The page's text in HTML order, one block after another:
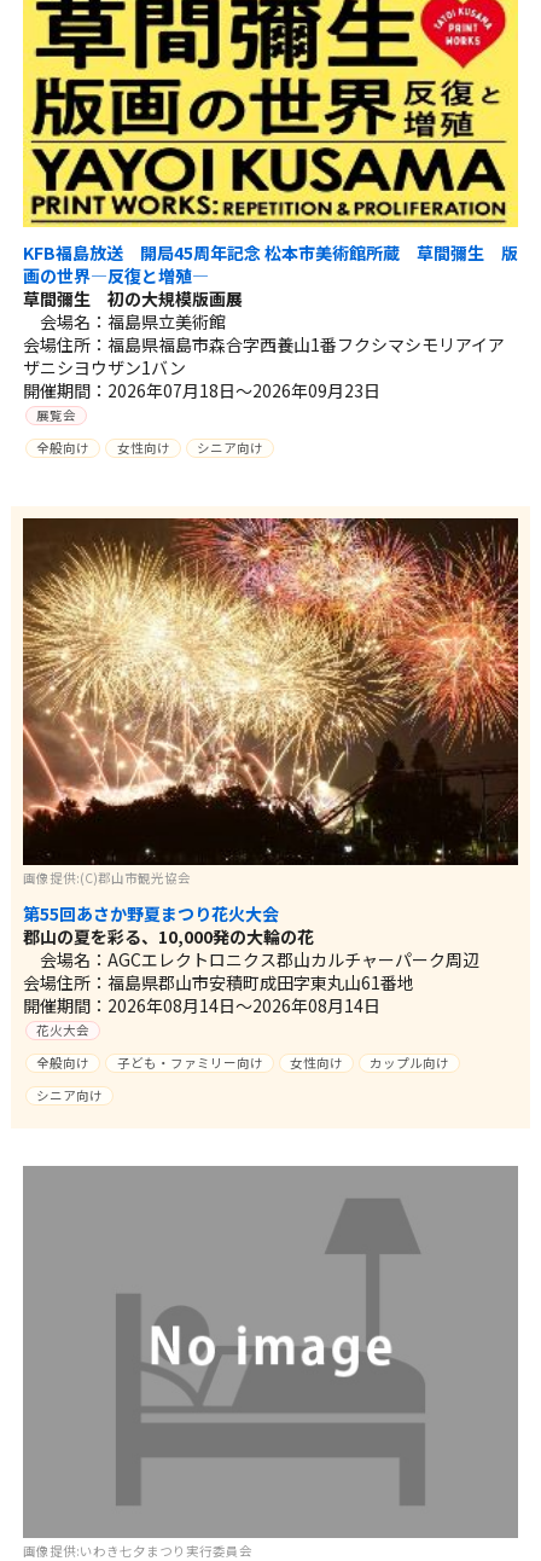
KFB福島放送 開局45周年記念 松本市美術館所蔵 草間彌生 版
画の世界―反復と増殖―
草間彌生 初の大規模版画展
会場名：福島県立美術館
会場住所：福島県福島市森合字西養山1番フクシマシモリアイア
ザニシヨウザン1バン
開催期間：2026年07月18日～2026年09月23日
展覧会
全般向け
女性向け シニア向け
画像提供:(C)郡山市観光協会
第55回あさか野夏まつり花火大会
郡山の夏を彩る、10,000発の大輪の花
会場名：AGCエレクトロニクス郡山カルチャーパーク周辺
会場住所：福島県郡山市安積町成田字東丸山61番地
開催期間：2026年08月14日～2026年08月14日
花火大会
全般向け
子ども・ファミリー向け 女性向け
カップル向け
シニア向け
画像提供:いわき七夕まつり実行委員会